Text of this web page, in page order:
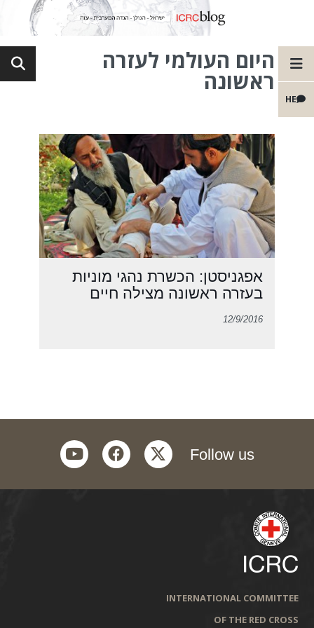
HE
היום העולמי לעזרה
ראשונה
אפגניסטן: הכשרת נהגי מוניות
בעזרה ראשונה מצילה חיים
12/9/2016
Follow us
twitter
facebook
youtube
INTERNATIONAL COMMITTEE
OF THE RED CROSS